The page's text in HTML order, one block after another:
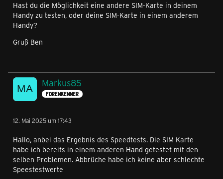
Hast du die Möglichkeit eine andere SIM-Karte in deinem
Handy zu testen, oder deine SIM-Karte in einem anderem
Handy?
Gruß Ben
Markus85
FORENKENNER
12. Mai 2025 um 17:43
Hallo, anbei das Ergebnis des Speedtests. Die SIM Karte
habe ich bereits in einem anderen Hand getestet mit den
selben Problemen. Abbrüche habe ich keine aber schlechte
Speestestwerte